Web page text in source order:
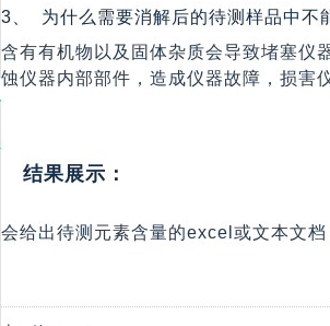
3、 为什么需要消解后的待测样品中不
含有有机物以及固体杂质会导致堵塞仪
蚀仪器内部部件，造成仪器故障，损害
结果展示：
会给出待测元素含量的excel或文本文档